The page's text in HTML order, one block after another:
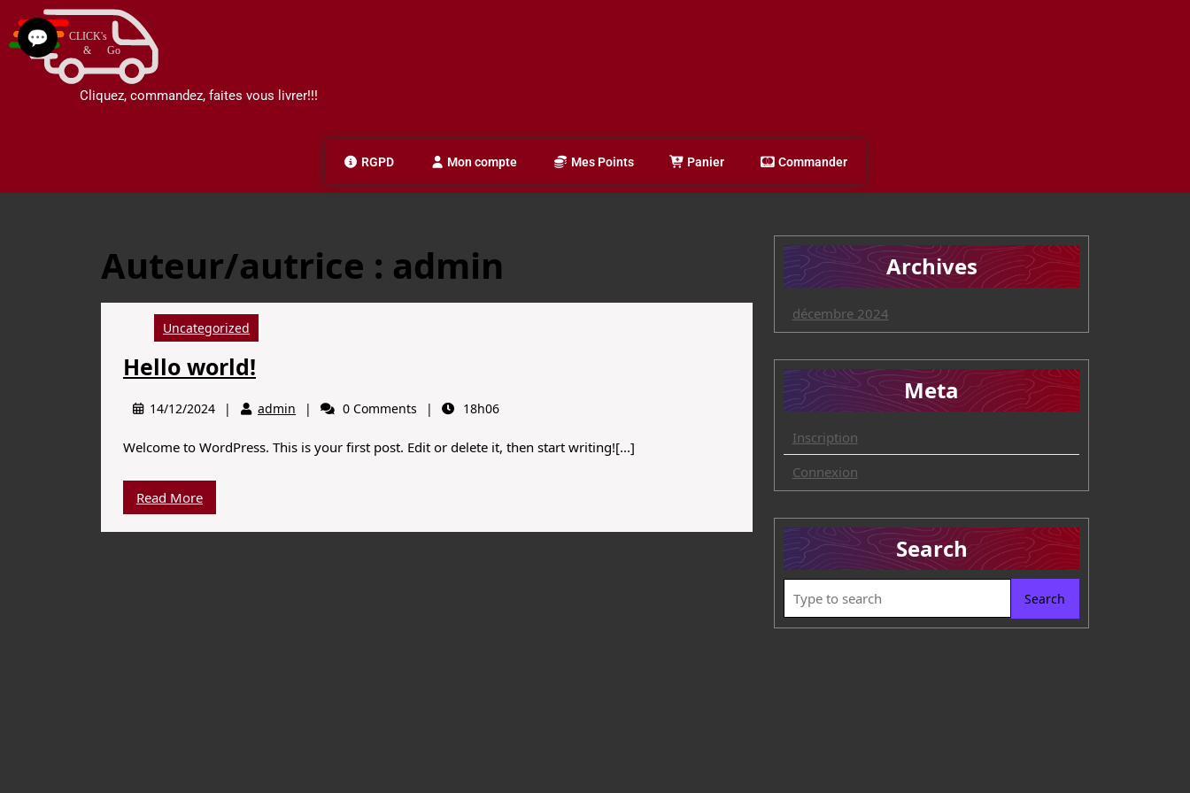
Cliquez, commandez, faites vous livrer!!!
RGPD Mon compte Mes Points Panier Commander
Auteur/autrice : admin
Uncategorized
Hello world!
14/12/2024 admin 0 Comments 18h06
Welcome to WordPress. This is your first post. Edit or delete it, then start writing![...]
Read More
Archives
décembre 2024
Meta
Inscription
Connexion
Search
💬